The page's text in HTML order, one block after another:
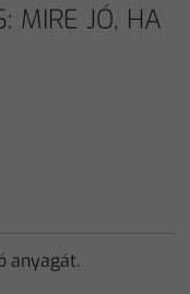
anyagát.
MIRE JÓ, HA